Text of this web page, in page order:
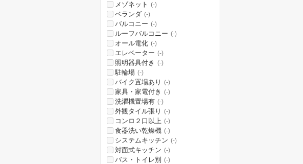
メゾネット (-)
ベランダ (-)
バルコニー (-)
ルーフバルコニー (-)
オール電化 (-)
エレベーター (-)
照明器具付き (-)
駐輪場 (-)
バイク置場あり (-)
家具・家電付き (-)
洗濯機置場有 (-)
外観タイル張り (-)
コンロ２口以上 (-)
食器洗い乾燥機 (-)
システムキッチン (-)
対面式キッチン (-)
バス・トイレ別 (-)